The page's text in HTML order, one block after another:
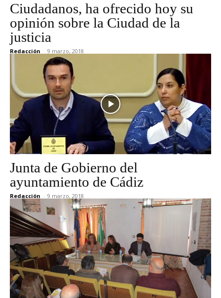
Ciudadanos, ha ofrecido hoy su
opinión sobre la Ciudad de la
justicia
Redacción - 9 marzo, 2018
Junta de Gobierno del
ayuntamiento de Cádiz
Redacción - 9 marzo, 2018